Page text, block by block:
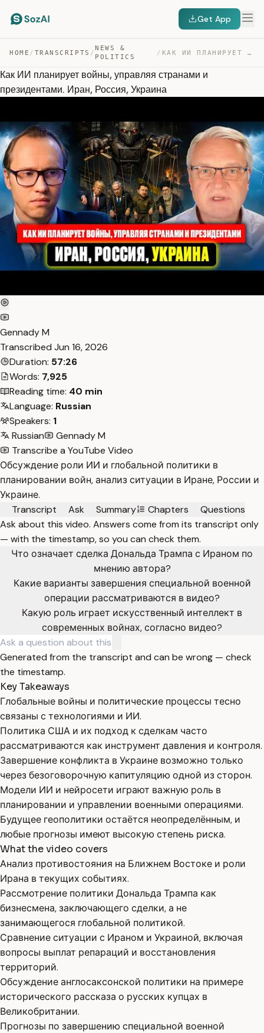
Get App
HOME / TRANSCRIPTS /
NEWS &
POLITICS
/ КАК ИИ ПЛАНИРУЕТ ВОЙНЫ, УПРАВЛЯЯ СТРАНАМИ И ПРЕЗИДЕНТА… — TRANSCRIPT
Как ИИ планирует войны, управляя странами и
президентами. Иран, Россия, Украина
Gennady M
Transcribed Jun 16, 2026
Duration: 57:26
Words: 7,925
Reading time: 40 min
Language: Russian
Speakers: 1
Russian
Gennady M
Transcribe a YouTube Video
Обсуждение роли ИИ и глобальной политики в
планировании войн, анализ ситуации в Иране, России и
Украине.
Transcript
Ask Summary Chapters
Questions
Ask about this video. Answers come from its transcript only
— with the timestamp, so you can check them.
Что означает сделка Дональда Трампа с Ираном по
мнению автора?
Какие варианты завершения специальной военной
операции рассматриваются в видео?
Какую роль играет искусственный интеллект в
современных войнах, согласно видео?
Generated from the transcript and can be wrong — check
the timestamp.
Key Takeaways
Глобальные войны и политические процессы тесно
связаны с технологиями и ИИ.
Политика США и их подход к сделкам часто
рассматриваются как инструмент давления и контроля.
Завершение конфликта в Украине возможно только
через безоговорочную капитуляцию одной из сторон.
Модели ИИ и нейросети играют важную роль в
планировании и управлении военными операциями.
Будущее геополитики остаётся неопределённым, и
любые прогнозы имеют высокую степень риска.
What the video covers
Анализ противостояния на Ближнем Востоке и роли
Ирана в текущих событиях.
Рассмотрение политики Дональда Трампа как
бизнесмена, заключающего сделки, а не
занимающегося глобальной политикой.
Сравнение ситуации с Ираном и Украиной, включая
вопросы выплат репараций и восстановления
территорий.
Обсуждение англосаксонской политики на примере
исторического рассказа о русских купцах в
Великобритании.
Прогнозы по завершению специальной военной